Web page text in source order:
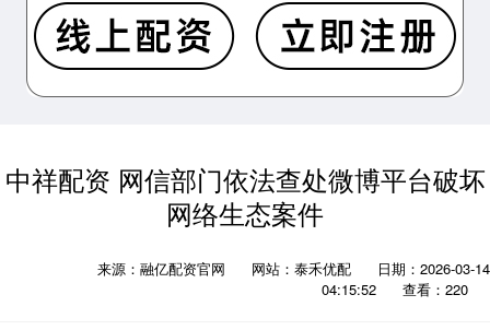
中祥配资 网信部门依法查处微博平台破坏
网络生态案件
来源：融亿配资官网 网站：泰禾优配
日期：2026-03-14
04:15:52
查看：220